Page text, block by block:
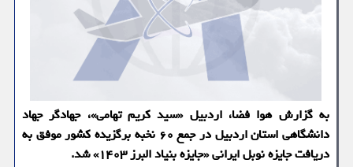
به گزارش هوا فضا، اردبیل «سید کریم تهامی»، جهادگر جهاد
دانشگاهی استان اردبیل در جمع ۶۰ نخبه برگزیده کشور موفق به
دریافت جایزه نوبل ایرانی «جایزه بنیاد البرز ۱۴۰۳» شد.